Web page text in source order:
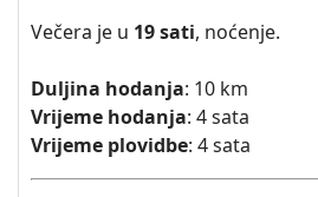
Večera je u 19 sati, noćenje.
Duljina hodanja: 10 km
Vrijeme hodanja: 4 sata
Vrijeme plovidbe: 4 sata